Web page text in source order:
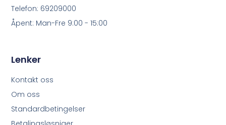
Lenker
Kontakt oss
Om oss
Standardbetingelser
Telefon: 69209000
Åpent: Man-Fre 9:00 - 15:00